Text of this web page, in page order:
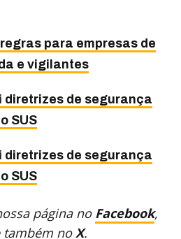
para empresas de
e vigilantes
diretrizes de segurança
SUS
diretrizes de segurança
SUS
página no Facebook,
também noX.